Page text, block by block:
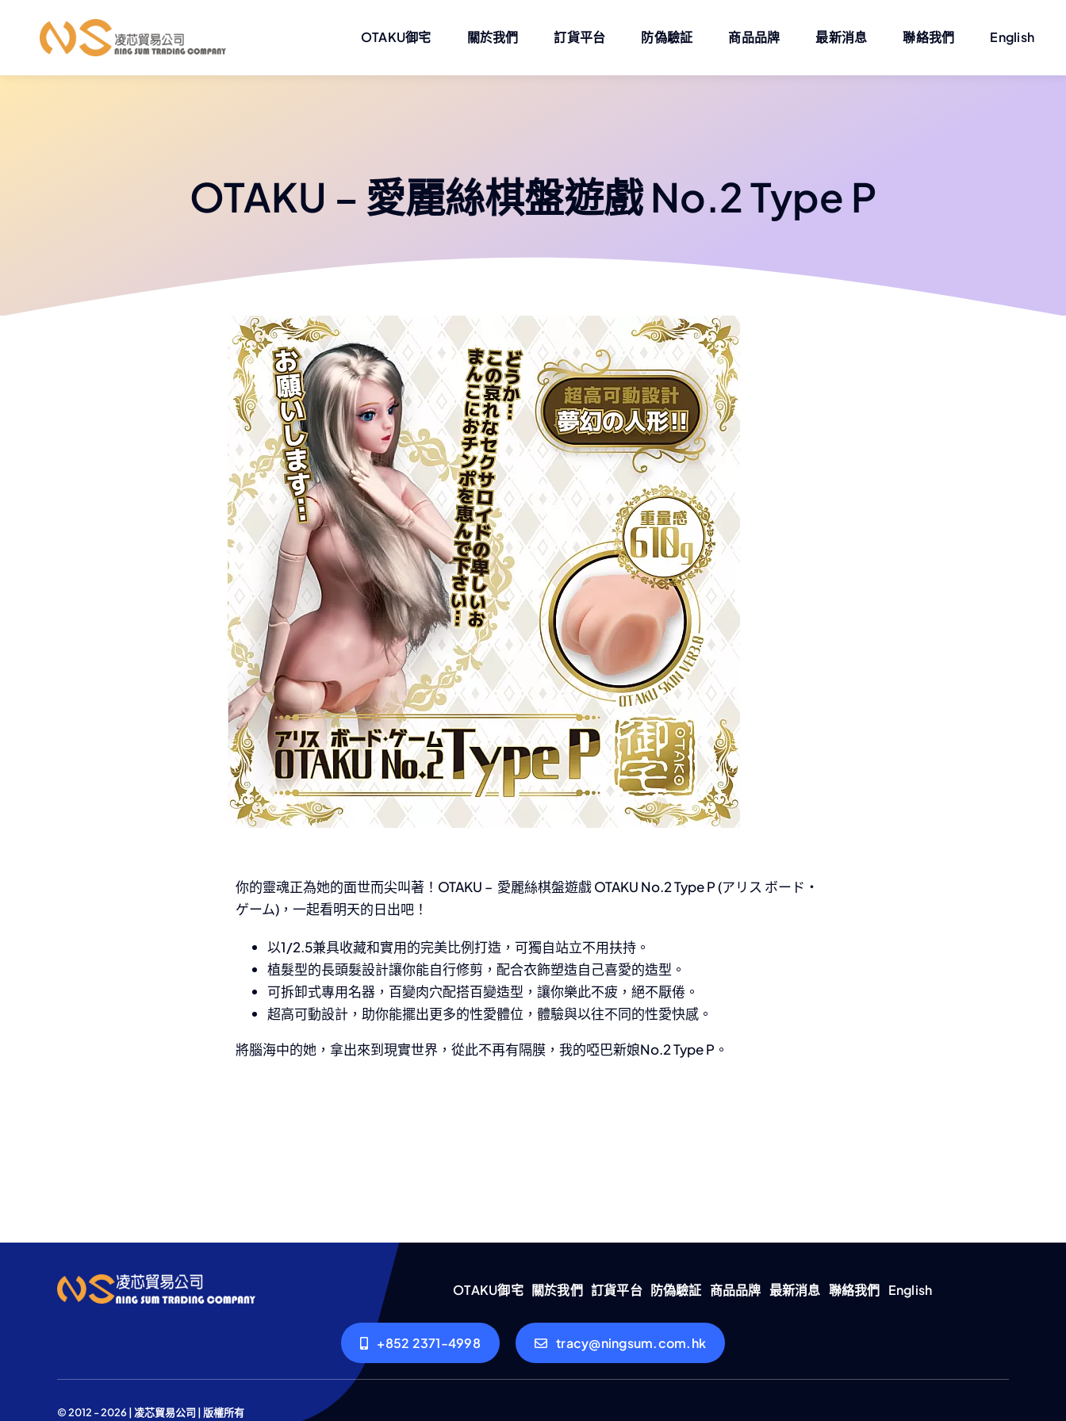
容
OTAKU御宅 關於我們 訂貨平台 防偽驗証 商品品牌 最新消息 聯絡我們 English
OTAKU – 愛麗絲棋盤遊戲 No.2 Type P
你的靈魂正為她的面世而尖叫著！OTAKU – 愛麗絲棋盤遊戲 OTAKU No.2 Type P (アリス ボード・
ゲーム)，一起看明天的日出吧！
以1/2.5兼具收藏和實用的完美比例打造，可獨自站立不用扶持。
植髮型的長頭髮設計讓你能自行修剪，配合衣飾塑造自己喜愛的造型。
可拆卸式專用名器，百變肉穴配搭百變造型，讓你樂此不疲，絕不厭倦。
超高可動設計，助你能擺出更多的性愛體位，體驗與以往不同的性愛快感。
將腦海中的她，拿出來到現實世界，從此不再有隔膜，我的啞巴新娘No.2 Type P。
OTAKU御宅 關於我們 訂貨平台 防偽驗証 商品品牌 最新消息 聯絡我們 English
+852 2371-4998 tracy@ningsum.com.hk
© 2012 - 2026 | 凌芯貿易公司 | 版權所有